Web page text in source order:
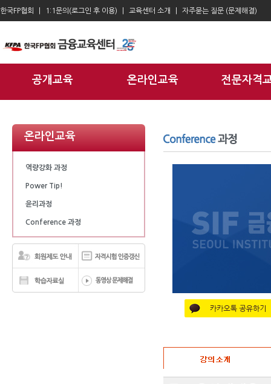
한국FP협회 1:1문의(로그인 후 이용) 교육센터 소개 자주묻는 질문 (문제해결)
공개교육 온라인교육 전문자격
온라인교육
역량강화 과정
Power Tip!
윤리과정
Conference 과정